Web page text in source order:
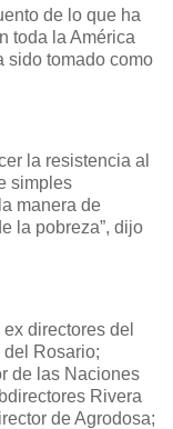
de lo que ha
toda la América
sido tomado como
la resistencia al
simples
manera de
la pobreza”, dijo
directores del
del Rosario;
de las Naciones
Rivera
de Agrodosa;